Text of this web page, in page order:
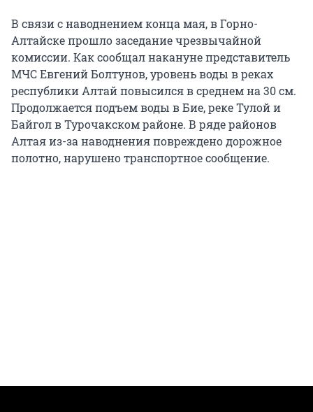
В связи с наводнением конца мая, в Горно-
Алтайске прошло заседание чрезвычайной
комиссии. Как сообщал накануне представитель
МЧС Евгений Болтунов, уровень воды в реках
республики Алтай повысился в среднем на 30 см.
Продолжается подъем воды в Бие, реке Тулой и
Байгол в Турочакском районе. В ряде районов
Алтая из-за наводнения повреждено дорожное
полотно, нарушено транспортное сообщение.